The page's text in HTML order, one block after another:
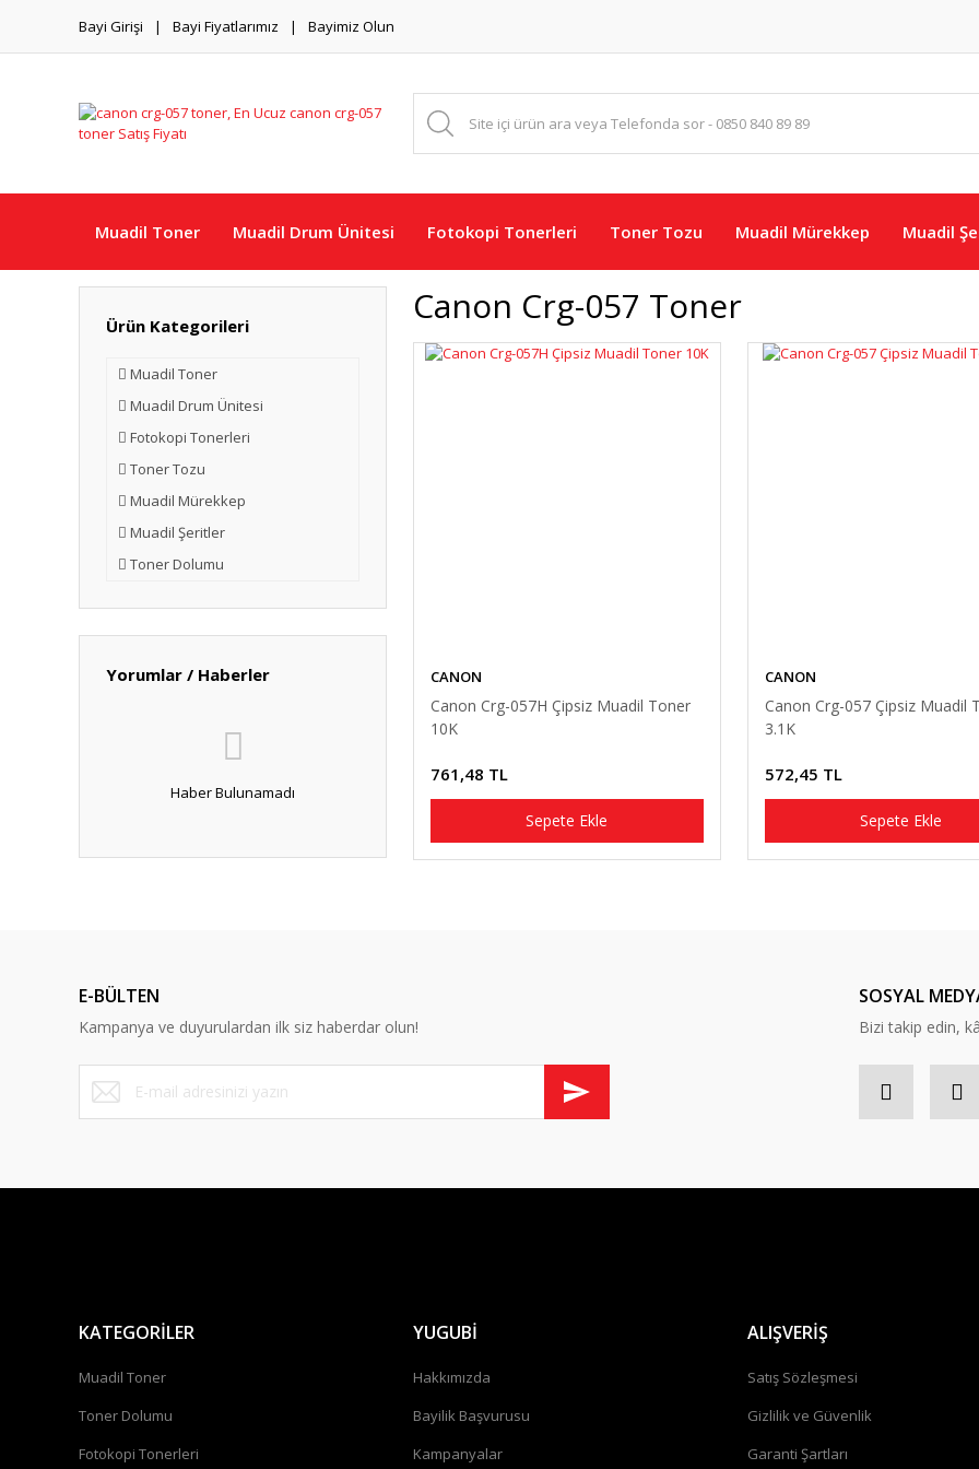
Bayi Girişi Bayi Fiyatlarımız Bayimiz Olun
Muadil Toner Muadil Drum Ünitesi Fotokopi Tonerleri Toner Tozu Muadil Mürekkep Muadil
Ürün Kategorileri
Muadil Toner
Muadil Drum Ünitesi
Fotokopi Tonerleri
Toner Tozu
Muadil Mürekkep
Muadil Şeritler
Toner Dolumu
Yorumlar / Haberler
Haber Bulunamadı
Canon Crg-057 Toner
CANON
Canon Crg-057H Çipsiz Muadil Toner
10K
761,48 TL
Sepete Ekle
CANON
Canon Crg-057 Çipsiz Muadil
3.1K
572,45 TL
Sepete Ekle
E-BÜLTEN
Kampanya ve duyurulardan ilk siz haberdar olun!
SOSYAL
Bizi takip edin,
KATEGORİLER
Muadil Toner
Toner Dolumu
Fotokopi Tonerleri
YUGUBİ
Hakkımızda
Bayilik Başvurusu
Kampanyalar
ALIŞVERİŞ
Satış Sözleşmesi
Gizlilik ve Güvenlik
Garanti Şartları